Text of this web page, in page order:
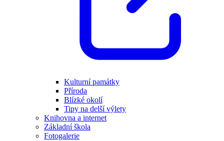
Kulturní památky
Příroda
Blízké okolí
Tipy na delší výlety
Knihovna a internet
Základní škola
Fotogalerie